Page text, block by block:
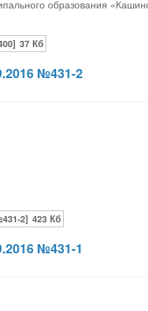
образования
37 Кб
№431-2
2] 423 Кб
№431-1